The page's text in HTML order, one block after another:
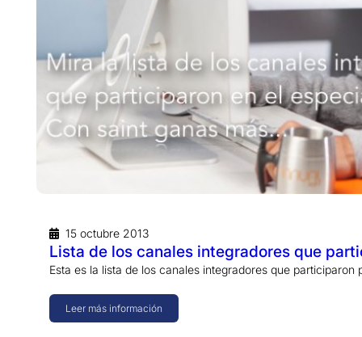
15 octubre 2013
Lista de los canales integradores que
Esta es la lista de los canales integradores que
Leer más información